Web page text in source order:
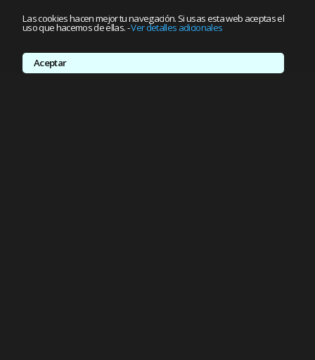
Las cookies hacen mejor tu navegación. Si usas esta web aceptas el
uso que hacemos de ellas.-Ver detalles adicionales
Aceptar